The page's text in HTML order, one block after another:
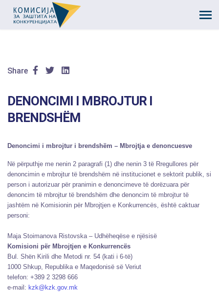
Share
DENONCIMI I MBROJTUR I
BRENDSHËM
Denoncimi i mbrojtur i brendshëm – Mbrojtja e denoncuesve
Në përputhje me nenin 2 paragrafi (1) dhe nenin 3 të Rregullores për
denoncimin e mbrojtur të brendshëm në institucionet e sektorit publik, si
person i autorizuar për pranimin e denoncimeve të dorëzuara për
denoncim të mbrojtur të brendshëm dhe denoncim të mbrojtur të
jashtëm në Komisionin për Mbrojtjen e Konkurrencës, është caktuar
personi:
Maja Stoimanova Ristovska – Udhëheqëse e njësisë
Komisioni për Mbrojtjen e Konkurrencës
Bul. Shën Kirili dhe Metodi nr. 54 (kati i 6-të)
1000 Shkup, Republika e Maqedonisë së Veriut
telefon: +389 2 3298 666
e-mail: kzk@kzk.gov.mk